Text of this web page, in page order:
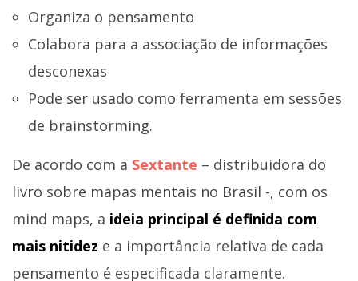
Organiza o pensamento
Colabora para a associação de informações
desconexas
Pode ser usado como ferramenta em sessões
de brainstorming.
De acordo com a Sextante – distribuidora do
livro sobre mapas mentais no Brasil -, com os
mind maps, a ideia principal é definida com
mais nitidez e a importância relativa de cada
pensamento é especificada claramente.